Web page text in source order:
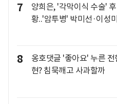
7
양희은, '각막이식 수술'
황..'암투병' 박미선·이성
8
옹호댓글 '좋아요' 누른 전
현? 침묵깨고 사과할까